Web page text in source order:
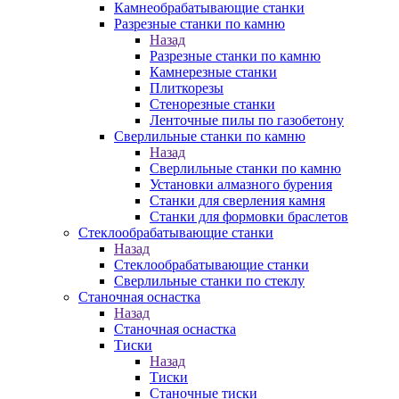
Камнеобрабатывающие станки
Разрезные станки по камню
Назад
Разрезные станки по камню
Камнерезные станки
Плиткорезы
Стенорезные станки
Ленточные пилы по газобетону
Сверлильные станки по камню
Назад
Сверлильные станки по камню
Установки алмазного бурения
Станки для сверления камня
Станки для формовки браслетов
Стеклообрабатывающие станки
Назад
Стеклообрабатывающие станки
Сверлильные станки по стеклу
Станочная оснастка
Назад
Станочная оснастка
Тиски
Назад
Тиски
Станочные тиски